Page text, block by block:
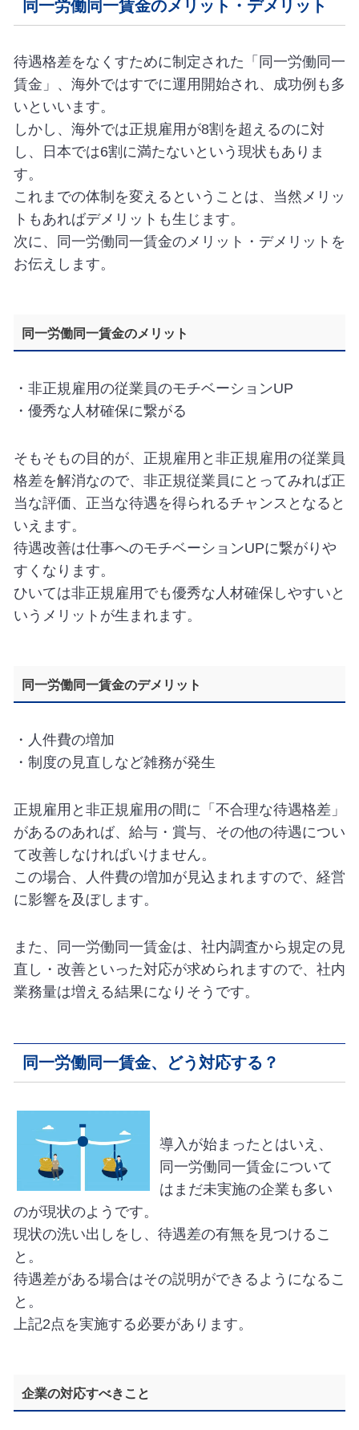
同一労働同一賃金のメリット・デメリット
待遇格差をなくすために制定された「同一労働同一
賃金」、海外ではすでに運用開始され、成功例も多
いといいます。
しかし、海外では正規雇用が8割を超えるのに対
し、日本では6割に満たないという現状もありま
す。
これまでの体制を変えるということは、当然メリッ
トもあればデメリットも生じます。
次に、同一労働同一賃金のメリット・デメリットを
お伝えします。
同一労働同一賃金のメリット
・非正規雇用の従業員のモチベーションUP
・優秀な人材確保に繋がる
そもそもの目的が、正規雇用と非正規雇用の従業員
格差を解消なので、非正規従業員にとってみれば正
当な評価、正当な待遇を得られるチャンスとなると
いえます。
待遇改善は仕事へのモチベーションUPに繋がりや
すくなります。
ひいては非正規雇用でも優秀な人材確保しやすいと
いうメリットが生まれます。
同一労働同一賃金のデメリット
・人件費の増加
・制度の見直しなど雑務が発生
正規雇用と非正規雇用の間に「不合理な待遇格差」
があるのあれば、給与・賞与、その他の待遇につい
て改善しなければいけません。
この場合、人件費の増加が見込まれますので、経営
に影響を及ぼします。
また、同一労働同一賃金は、社内調査から規定の見
直し・改善といった対応が求められますので、社内
業務量は増える結果になりそうです。
同一労働同一賃金、どう対応する？
導入が始まったとはいえ、
同一労働同一賃金について
はまだ未実施の企業も多い
のが現状のようです。
現状の洗い出しをし、待遇差の有無を見つけるこ
と。
待遇差がある場合はその説明ができるようになるこ
と。
上記2点を実施する必要があります。
企業の対応すべきこと